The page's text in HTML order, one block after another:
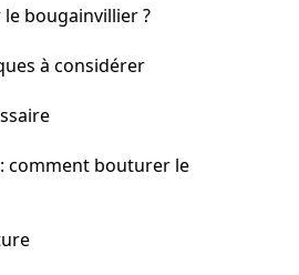
bougainvillier ?
à considérer
comment bouturer le